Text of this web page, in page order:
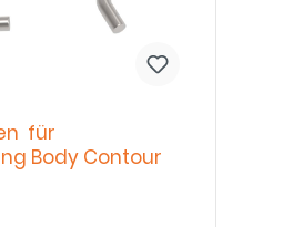
für
Body Contour